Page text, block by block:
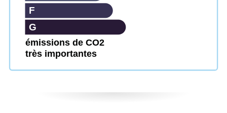
émissions de CO2
très importantes
G
F